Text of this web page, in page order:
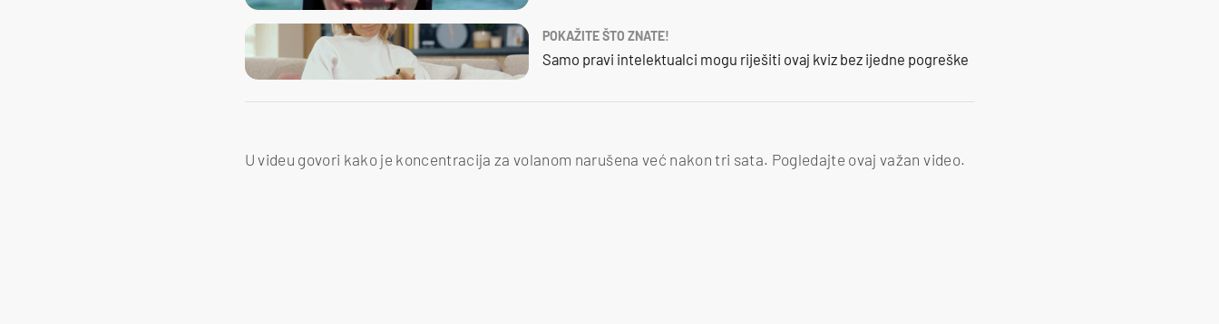
POKAŽITE ŠTO ZNATE!
Samo pravi intelektualci mogu riješiti ovaj kviz bez ijedne pogreške
U videu govori kako je koncentracija za volanom narušena već nakon tri sata. Pogledajte ovaj važan video.